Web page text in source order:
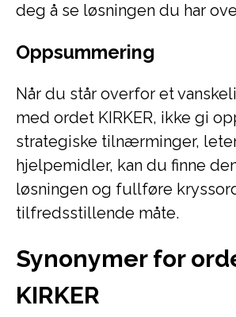
deg å se løsningen du har
Oppsummering
Når du står overfor et
med ordet KIRKER, ikke gi
strategiske tilnærminger,
hjelpemidler, kan du finne
løsningen og fullføre
tilfredsstillende måte.
Synonymer for
KIRKER